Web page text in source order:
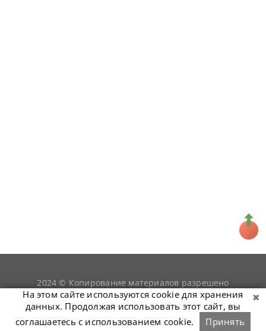
2024 © Копирование материалов разрешено
только при условии гиперссылки наsnookerist.ru
На этом сайте используются cookie для хранения
данных. Продолжая использовать этот сайт, вы
соглашаетесь с использованием cookie.
Принять